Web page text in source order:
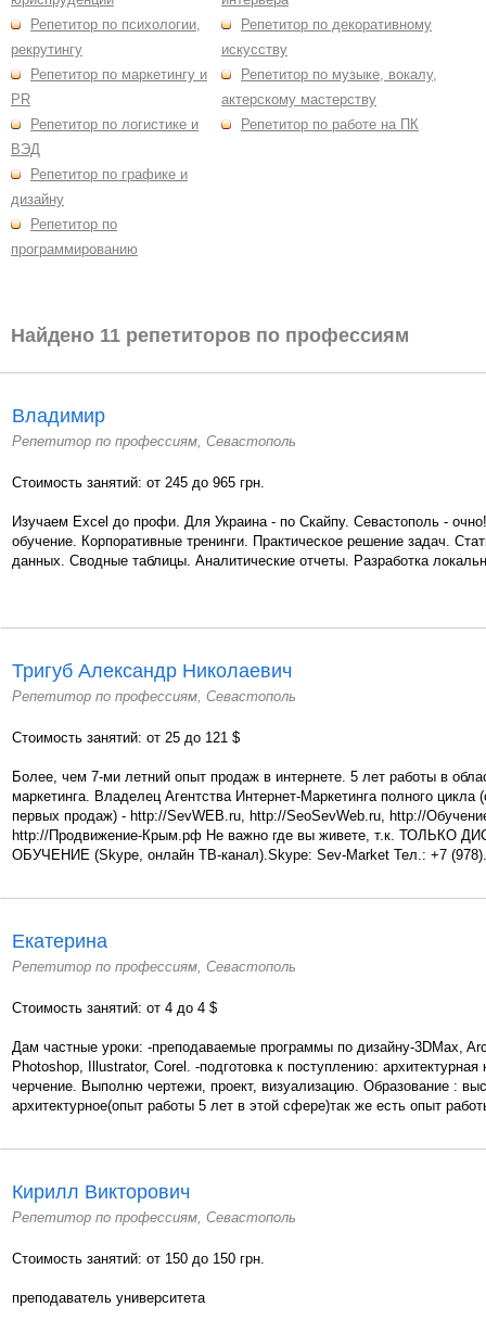
Репетитор по психологии,
рекрутингу
Репетитор по маркетингу и
PR
Репетитор по логистике и
ВЭД
Репетитор по графике и
дизайну
Репетитор по
программированию
Репетитор по декоративному
искусству
Репетитор по музыке, вокалу,
актерскому мастерству
Репетитор по работе на ПК
Найдено 11 репетиторов по профессиям
Владимир
Репетитор по профессиям, Севастополь
Стоимость занятий: от 245 до 965 грн.
Изучаем Excel до профи. Для Украина - по Скайпу. Севастополь -
обучение. Корпоративные тренинги. Практическое решение задач.
данных. Сводные таблицы. Аналитические отчеты. Разработка
Тригуб Александр Николаевич
Репетитор по профессиям, Севастополь
Стоимость занятий: от 25 до 121 $
Более, чем 7-ми летний опыт продаж в интернете. 5 лет работы в
маркетинга. Владелец Агентства Интернет-Маркетинга полного цикла
первых продаж) - http://SevWEB.ru, http://SeoSevWeb.ru, http://
http://Продвижение-Крым.рф Не важно где вы живете, т.к. ТОЛЬКО
ОБУЧЕНИЕ (Skype, онлайн ТВ-канал).Skype: Sev-Market Тел.: +7
Екатерина
Репетитор по профессиям, Севастополь
Стоимость занятий: от 4 до 4 $
Дам частные уроки: -преподаваемые программы по дизайну-3DMax,
Photoshop, Illustrator, Corel. -подготовка к поступлению: архитектурная
черчение. Выполню чертежи, проект, визуализацию. Образование :
архитектурное(опыт работы 5 лет в этой сфере)так же есть опыт
Кирилл Викторович
Репетитор по профессиям, Севастополь
Стоимость занятий: от 150 до 150 грн.
преподаватель университета